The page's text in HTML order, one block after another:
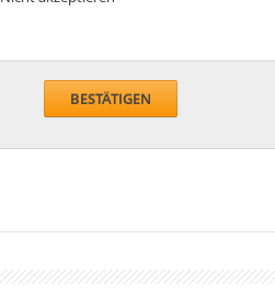
BESTÄTIGEN